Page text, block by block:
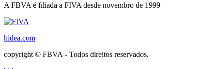
A FBVA é filiada a FIVA desde novembro de 1999
hidea.com
copyright © FBVA - Todos direitos reservados.